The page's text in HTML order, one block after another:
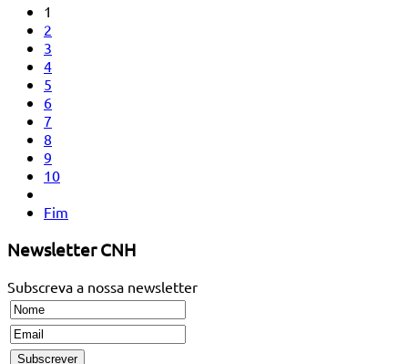
1
2
3
4
5
6
7
8
9
10
Fim
Newsletter CNH
Subscreva a nossa newsletter